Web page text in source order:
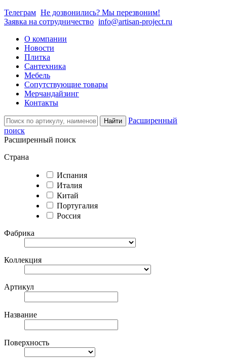
Телеграм Не дозвонились? Мы перезвоним!
Заявка на сотрудничество info@artisan-project.ru
О компании
Новости
Плитка
Сантехника
Мебель
Сопутствующие товары
Мерчандайзинг
Контакты
Найти
Расширенный
поиск
Расширенный поиск
Страна
Испания
Италия
Китай
Португалия
Россия
Фабрика
Коллекция
Артикул
Название
Поверхность